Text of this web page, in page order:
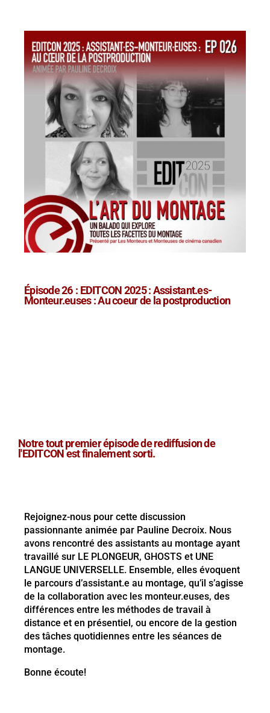
Épisode 26 : EDITCON 2025 : Assistant.es-
Monteur.euses : Au coeur de la postproduction
Notre tout premier épisode de rediffusion de
l'EDITCON est finalement sorti.
Rejoignez-nous pour cette discussion
passionnante animée par Pauline Decroix. Nous
avons rencontré des assistants au montage ayant
travaillé sur LE PLONGEUR, GHOSTS et UNE
LANGUE UNIVERSELLE. Ensemble, elles évoquent
le parcours d’assistant.e au montage, qu’il s’agisse
de la collaboration avec les monteur.euses, des
différences entre les méthodes de travail à
distance et en présentiel, ou encore de la gestion
des tâches quotidiennes entre les séances de
montage.
Bonne écoute!